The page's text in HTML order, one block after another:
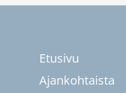
Etusivu
Ajankohtaista